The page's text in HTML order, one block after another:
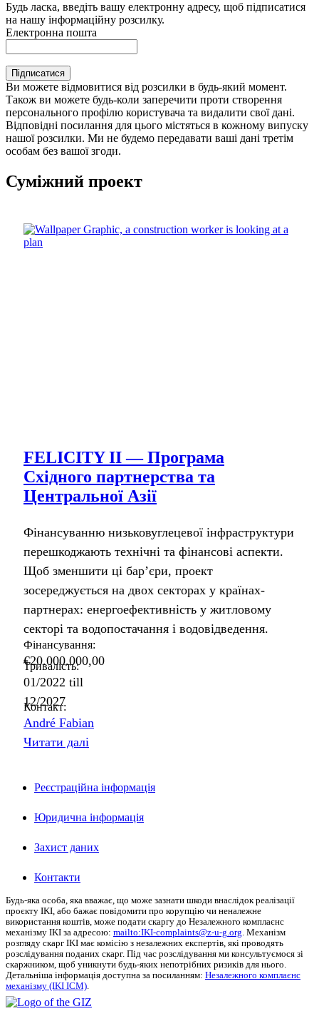
Будь ласка, введіть вашу електронну адресу, щоб підписатися
на нашу інформаційну розсилку.
Електронна пошта
Підписатися
Ви можете відмовитися від розсилки в будь-який момент.
Також ви можете будь-коли заперечити проти створення
персонального профілю користувача та видалити свої дані.
Відповідні посилання для цього містяться в кожному випуску
нашої розсилки. Ми не будемо передавати ваші дані третім
особам без вашої згоди.
Суміжний проект
FELICITY II — Програма
Східного партнерства та
Центральної Азії
Фінансуванню низьковуглецевої інфраструктури
перешкоджають технічні та фінансові аспекти.
Щоб зменшити ці бар’єри, проект
зосереджується на двох секторах у країнах-
партнерах: енергоефективність у житловому
секторі та водопостачання і водовідведення.
Фінансування:
€20.000.000,00
Тривалість:
01/2022 till
12/2027
Контакт:
André Fabian
Читати далі
Реєстраційна інформація
Юридична інформація
Захист даних
Контакти
Будь-яка особа, яка вважає, що може зазнати шкоди внаслідок реалізації
проєкту IKI, або бажає повідомити про корупцію чи неналежне
використання коштів, може подати скаргу до Незалежного комплаєнс
механізму IKI за адресою: mailto:IKI-complaints@z‑u-g.org. Механізм
розгляду скарг IKI має комісію з незалежних експертів, які проводять
розслідування поданих скарг. Під час розслідування ми консультуємося зі
скаржником, щоб уникнути будь-яких непотрібних ризиків для нього.
Детальніша інформація доступна за посиланням: Незалежного комплаєнс
механізму (IKI ICM).